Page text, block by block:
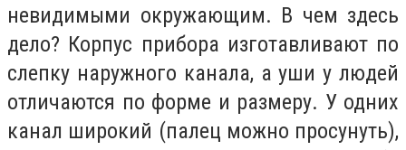
невидимыми окружающим. В чем здесь
дело? Корпус прибора изготавливают по
слепку наружного канала, а уши у людей
отличаются по форме и размеру. У одних
канал широкий (палец можно просунуть),